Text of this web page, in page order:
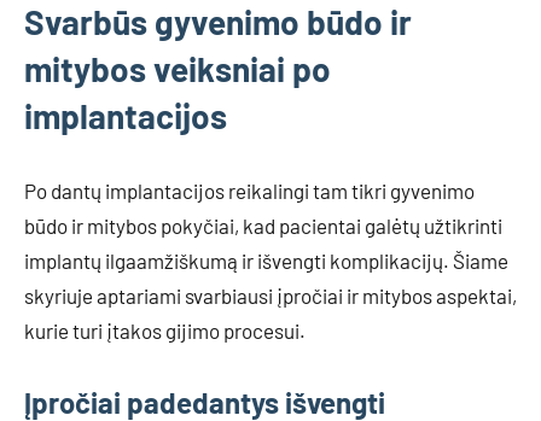
Svarbūs gyvenimo būdo ir
mitybos veiksniai po
implantacijos
Po dantų implantacijos reikalingi tam tikri gyvenimo
būdo ir mitybos pokyčiai, kad pacientai galėtų užtikrinti
implantų ilgaamžiškumą ir išvengti komplikacijų. Šiame
skyriuje aptariami svarbiausi įpročiai ir mitybos aspektai,
kurie turi įtakos gijimo procesui.
Įpročiai padedantys išvengti